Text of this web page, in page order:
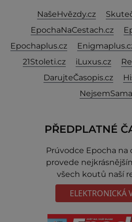
NašeHvězdy.cz
EpochaNaCestach.cz
Epochaplus.cz
21Stoleti.cz
iLuxus.cz
DarujteČasopis.cz
PŘEDPLATNÉ
Prúvodce Epocha na
provede
všech koutů naší
ELEKTRONICKÁ